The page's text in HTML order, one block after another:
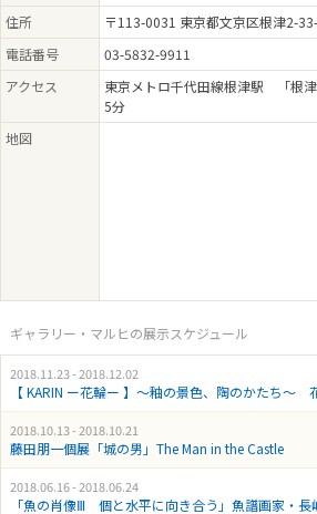
住所
〒113-0031 東京都文京区根津2-
電話番号
03-5832-9911
アクセス
東京メトロ千代田線根津駅 「根
5分
地図
ギャラリー・マルヒの展示スケジュール
2018.11.23 - 2018.12.02
【 KARIN ー花輪ー 】〜釉の景色、陶のかたち〜
2018.10.13 - 2018.10.21
藤田朋一個展「城の男」The Man in the Castle
2018.06.16 - 2018.06.24
「魚の肖像Ⅲ 個と水平に向き合う」魚譜画家・長